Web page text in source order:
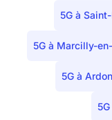
5G à
5G à Marcilly-
5G à Ardon